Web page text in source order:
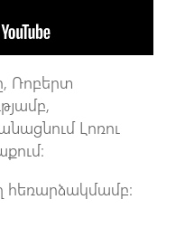
Ռոբերտ
Լոռու
հեռարձակմամբ։